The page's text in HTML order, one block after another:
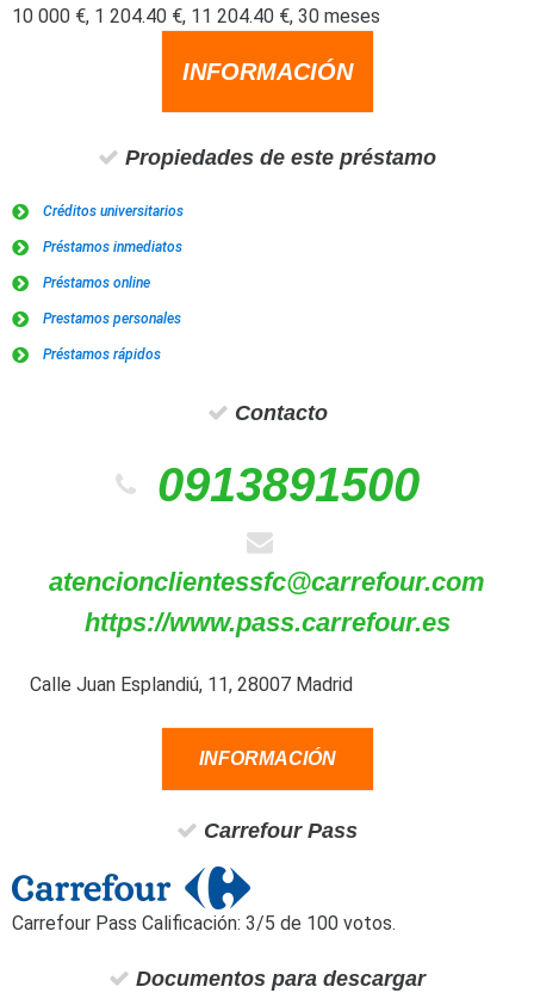
10 000 €, 1 204.40 €, 11 204.40 €, 30 meses
INFORMACIÓN
Propiedades de este préstamo
Créditos universitarios
Préstamos inmediatos
Préstamos online
Prestamos personales
Préstamos rápidos
Contacto
0913891500
atencionclientessfc@carrefour.com
https://www.pass.carrefour.es
Calle Juan Esplandiú, 11, 28007 Madrid
INFORMACIÓN
Carrefour Pass
Carrefour Pass Calificación: 3/5 de 100 votos.
Documentos para descargar